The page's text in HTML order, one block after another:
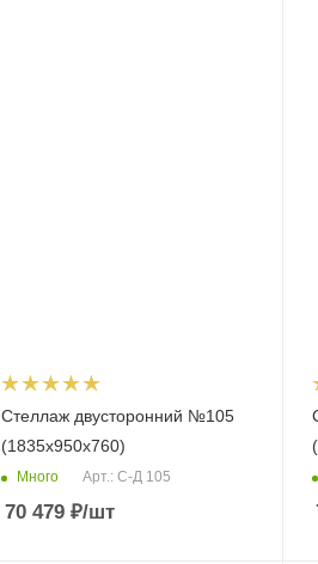
Стеллаж двусторонний №105
(1835х950х760)
Много Арт.: С-Д 105
70 479₽/шт